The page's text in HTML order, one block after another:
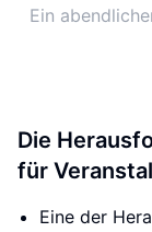
Ein
Die
für
Eine der